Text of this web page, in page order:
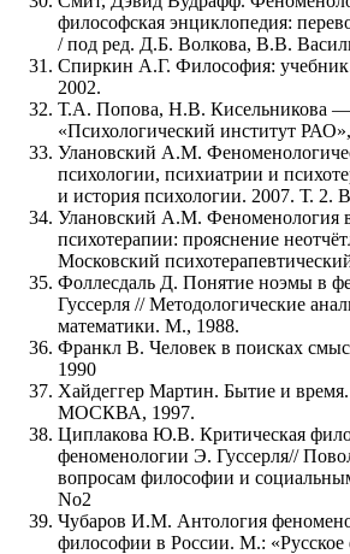
философская энциклопедия:
/ под ред. Д.Б. Волкова, В.В.
Спиркин А.Г. Философия:
2002.
Т.А. Попова, Н.В.
«Психологический институт
Улановский А.М.
психологии, психиатрии и
и история психологии. 2007. Т. 2.
Улановский А.М. Феноменология
психотерапии: прояснение
Московский
Фоллесдаль Д. Понятие ноэмы в
Гуссерля // Методологические
математики. М., 1988.
Франкл В. Человек в поисках
1990
Хайдеггер Мартин. Бытие и
МОСКВА, 1997.
Циплакова Ю.В. Критическая
феноменологии Э. Гуссерля//
вопросам философии и
No2
Чубаров И.М. Антология
философии в России. М.: «Русское